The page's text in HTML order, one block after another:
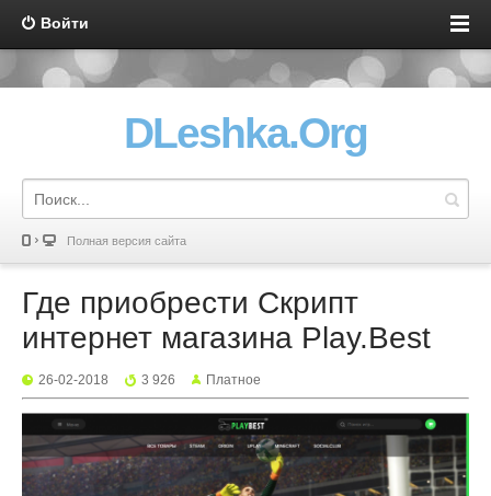
Войти
DLeshka.Org
Полная версия сайта
Где приобрести Скрипт
интернет магазина Play.Best
26-02-2018 3 926 Платное